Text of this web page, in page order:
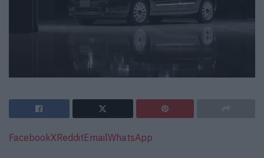
FacebookXRedditEmailWhatsApp